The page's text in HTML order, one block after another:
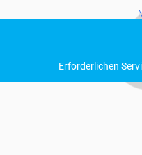
Erforderlichen